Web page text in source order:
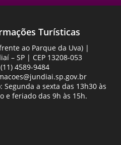
Turísticas
ao Parque da Uva) |
– SP | CEP 13208-053
4589-9484
a sexta das 13h30 às
e feriado das 9h às 15h.